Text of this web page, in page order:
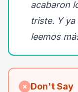
acabaron
triste. Y
leemos
✗ Don't Say